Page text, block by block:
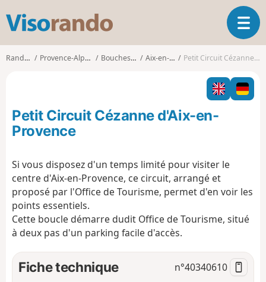
s
o
o
O
u
i
r
l
a
i
Randonnées Provence-Alpes-Côte d'Azur Bouches-du-Rhône Aix-en-Provence Petit Circuit Cézanne d'Aix-en-Provence
Petit Circuit Cézanne d'Aix-en-
Provence
Si vous disposez d'un temps limité pour visiter le
centre d'Aix-en-Provence, ce circuit, arrangé et
proposé par l'Office de Tourisme, permet d'en voir les
points essentiels.
Cette boucle démarre dudit Office de Tourisme, situé
à deux pas d'un parking facile d'accès.
Fiche technique n°40340610